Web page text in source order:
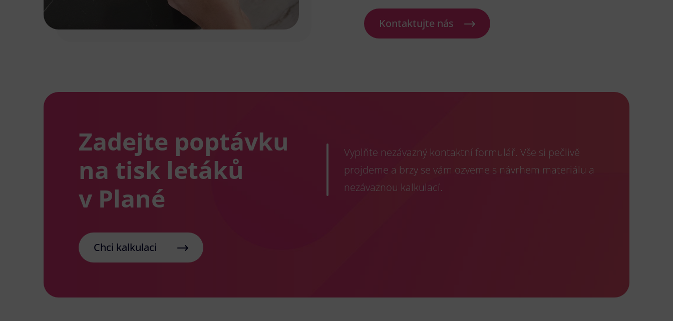
Kontaktujte nás
Zadejte poptávku
na tisk letáků
v Plané
Vyplňte nezávazný kontaktní formulář. Vše si pečlivě
projdeme a brzy se vám ozveme s návrhem materiálu a
nezávaznou kalkulací.
Chci kalkulaci